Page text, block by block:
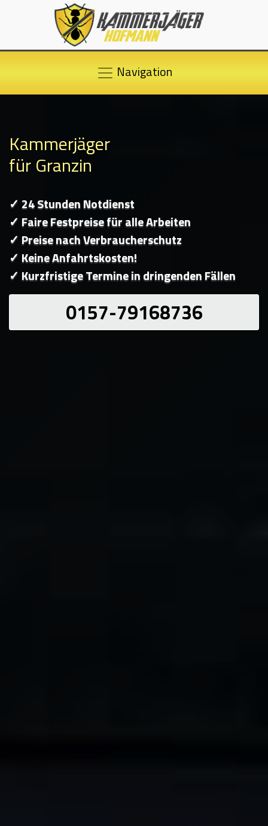
Navigation
Kammerjäger
für Granzin
✓ 24 Stunden Notdienst
✓ Faire Festpreise für alle Arbeiten
✓ Preise nach Verbraucherschutz
✓ Keine Anfahrtskosten!
✓ Kurzfristige Termine in dringenden Fällen
0157-79168736